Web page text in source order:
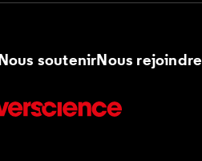
soutenirNous rejoindre